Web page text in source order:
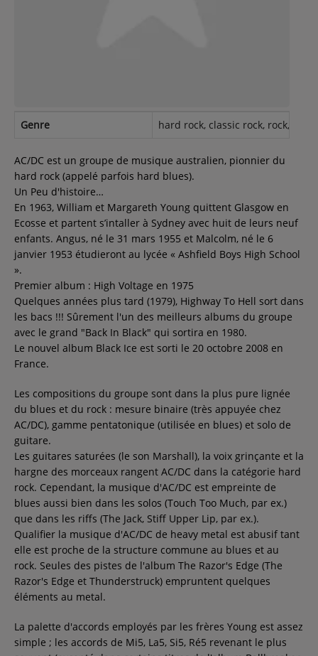
Recherche d'un titre
Genre hard rock, classic rock, rock,
AC/DC est un groupe de musique australien, pionnier du
hard rock (appelé parfois hard blues).
Un Peu d'histoire…
En 1963, William et Margareth Young quittent Glasgow en
Ecosse et partent s’intaller à Sydney avec huit de leurs neuf
enfants. Angus, né le 31 mars 1955 et Malcolm, né le 6
janvier 1953 étudieront au lycée « Ashfield Boys High School
».
Premier album : High Voltage en 1975
Quelques années plus tard (1979), Highway To Hell sort dans
les bacs !!! Sûrement l'un des meilleurs albums du groupe
avec le grand "Back In Black" qui sortira en 1980.
Le nouvel album Black Ice est sorti le 20 octobre 2008 en
France.
Les compositions du groupe sont dans la plus pure lignée
du blues et du rock : mesure binaire (très appuyée chez
AC/DC), gamme pentatonique (utilisée en blues) et solo de
guitare.
Les guitares saturées (le son Marshall), la voix grinçante et la
hargne des morceaux rangent AC/DC dans la catégorie hard
rock. Cependant, la musique d'AC/DC est empreinte de
blues aussi bien dans les solos (Touch Too Much, par ex.)
que dans les riffs (The Jack, Stiff Upper Lip, par ex.).
Qualifier la musique d'AC/DC de heavy metal est abusif tant
elle est proche de la structure commune au blues et au
rock. Seules des pistes de l'album The Razor's Edge (The
Razor's Edge et Thunderstruck) empruntent quelques
éléments au metal.
La palette d'accords employés par les frères Young est assez
simple ; les accords de Mi5, La5, Si5, Ré5 revenant le plus